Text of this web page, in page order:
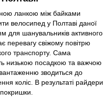
ланкою між байками
велосипед у Полтаві даної
для шанувальників активного
перевагу свіжому повітрю
транспорту. Сама
низькою посадкою та важчою
зводиться до
коліс. В результаті райдери